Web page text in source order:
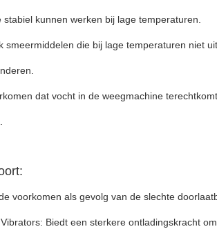
kunnen werken bij lage temperaturen.
smeermiddelen die bij lage temperaturen niet
dat vocht in de weegmachine
voorkomen als gevolg van de slechte
Biedt een sterkere ontladingskracht